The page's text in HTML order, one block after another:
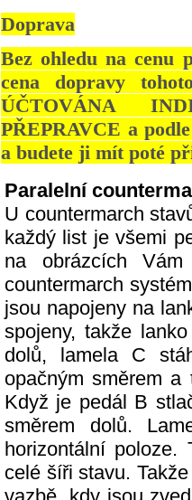
Doprava
Bez ohledu na cenu
cena dopravy
ÚČTOVÁNA
PŘEPRAVCE a
a budete ji mít poté
Paralelní
U countermarch
každý list je všemi
na obrázcích
countermarch
jsou napojeny na
spojeny, takže
dolů, lamela C
opačným směrem
Když je pedál B
směrem dolů.
horizontální
celé šíři stavu.